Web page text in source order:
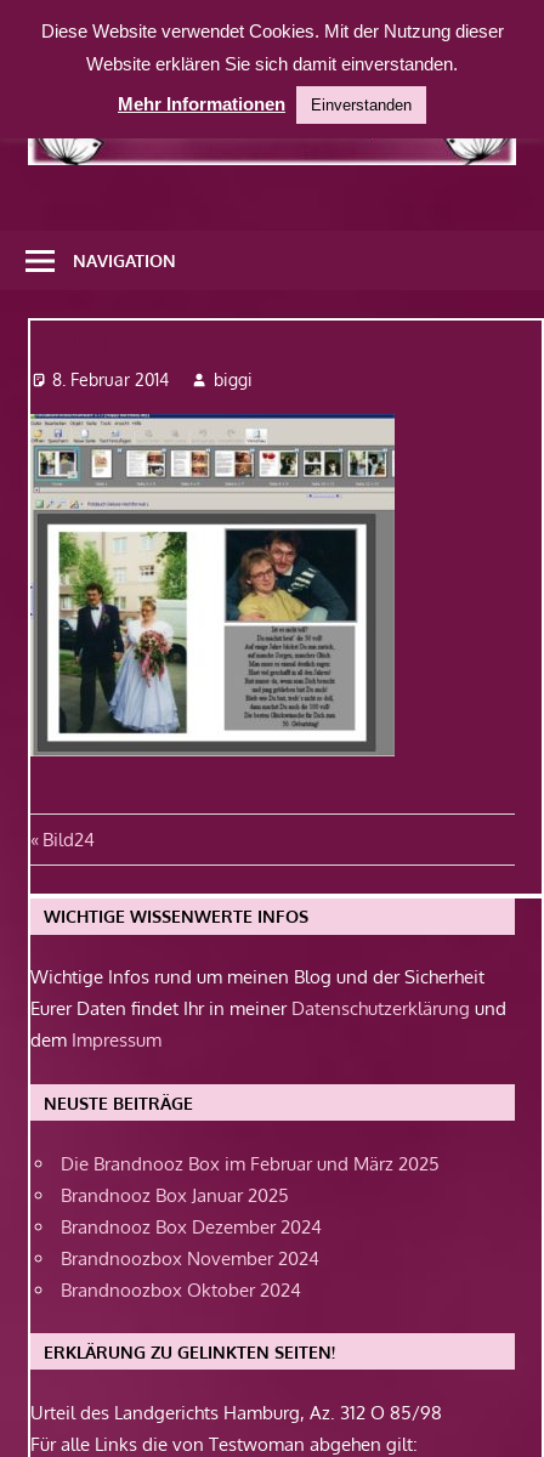
Inhalt
weitere
Website
NAVIGATION
8. Februar 2014 biggi
Beitragsnavigation
Vorheriger
Beitrag:
Bild24
WICHTIGE WISSENWERTE INFOS
Wichtige Infos rund um meinen Blog und der Sicherheit
Eurer Daten findet Ihr in meiner Datenschutzerklärung und
dem Impressum
NEUSTE BEITRÄGE
Die Brandnooz Box im Februar und März 2025
Brandnooz Box Januar 2025
Brandnooz Box Dezember 2024
Brandnoozbox November 2024
Brandnoozbox Oktober 2024
ERKLÄRUNG ZU GELINKTEN SEITEN!
Urteil des Landgerichts Hamburg, Az. 312 O 85/98
Für alle Links die von Testwoman abgehen gilt:
Diese Website verwendet Cookies. Mit der Nutzung dieser
Website erklären Sie sich damit einverstanden.
Mehr Informationen
Einverstanden